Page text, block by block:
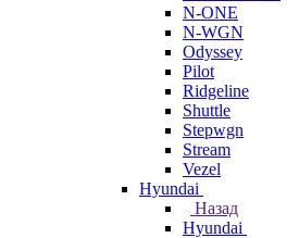
N-ONE
N-WGN
Odyssey
Pilot
Ridgeline
Shuttle
Stepwgn
Stream
Vezel
Hyundai
Назад
Hyundai